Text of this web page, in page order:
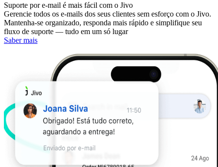
Suporte por e-mail é mais fácil com o Jivo
Gerencie todos os e-mails dos seus clientes sem esforço com o Jivo.
Mantenha-se organizado, responda mais rápido e simplifique seu
fluxo de suporte — tudo em um só lugar
Saber mais